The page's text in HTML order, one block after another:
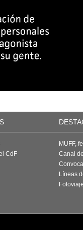
CdF
MUFF,
Canal
Líneas